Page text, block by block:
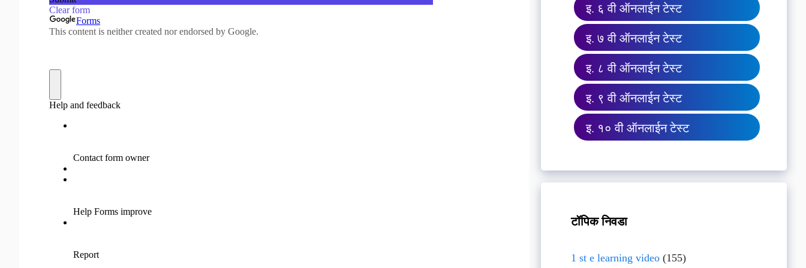
इ. ६ वी ऑनलाईन टेस्ट
इ. ७ वी ऑनलाईन टेस्ट
इ. ८ वी ऑनलाईन टेस्ट
इ. ९ वी ऑनलाईन टेस्ट
इ. १० वी ऑनलाईन टेस्ट
टॉपिक निवडा
1 st e learning video(155)